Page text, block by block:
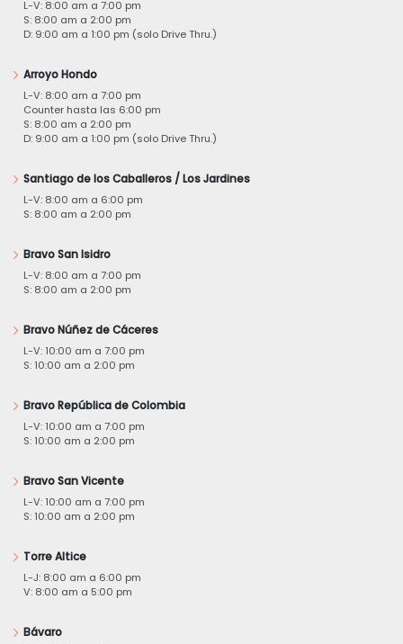
L-V: 8:00 am a 7:00 pm
S: 8:00 am a 2:00 pm
D: 9:00 am a 1:00 pm (solo Drive Thru.)
Arroyo Hondo
L-V: 8:00 am a 7:00 pm
Counter hasta las 6:00 pm
S: 8:00 am a 2:00 pm
D: 9:00 am a 1:00 pm (solo Drive Thru.)
Santiago de los Caballeros / Los Jardines
L-V: 8:00 am a 6:00 pm
S: 8:00 am a 2:00 pm
Bravo San Isidro
L-V: 8:00 am a 7:00 pm
S: 8:00 am a 2:00 pm
Bravo Núñez de Cáceres
L-V: 10:00 am a 7:00 pm
S: 10:00 am a 2:00 pm
Bravo República de Colombia
L-V: 10:00 am a 7:00 pm
S: 10:00 am a 2:00 pm
Bravo San Vicente
L-V: 10:00 am a 7:00 pm
S: 10:00 am a 2:00 pm
Torre Altice
L-J: 8:00 am a 6:00 pm
V: 8:00 am a 5:00 pm
Bávaro